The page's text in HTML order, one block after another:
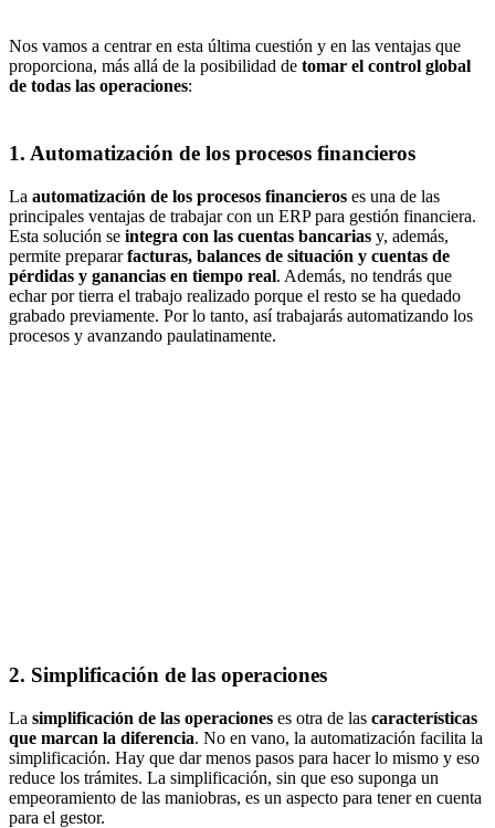
Nos vamos a centrar en esta última cuestión y en las ventajas que
proporciona, más allá de la posibilidad de tomar el control global
de todas las operaciones:
1. Automatización de los procesos financieros
La automatización de los procesos financieros es una de las
principales ventajas de trabajar con un ERP para gestión financiera.
Esta solución se integra con las cuentas bancarias y, además,
permite prepararfacturas, balances de situación y cuentas de
pérdidas y ganancias en tiempo real. Además, no tendrás que
echar por tierra el trabajo realizado porque el resto se ha quedado
grabado previamente. Por lo tanto, así trabajarás automatizando los
procesos y avanzando paulatinamente.
2. Simplificación de las operaciones
La simplificación de las operaciones es otra de las características
que marcan la diferencia. No en vano, la automatización facilita la
simplificación. Hay que dar menos pasos para hacer lo mismo y eso
reduce los trámites. La simplificación, sin que eso suponga un
empeoramiento de las maniobras, es un aspecto para tener en cuenta
para el gestor.